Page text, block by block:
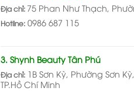
Địa chỉ: 75 Phan Như Thạch,
Hotline: 0986 687 115
3. Shynh Beauty Tân Phú
Địa chỉ: 1B Sơn Kỳ, Phường Sơn
TP.Hồ Chí Minh